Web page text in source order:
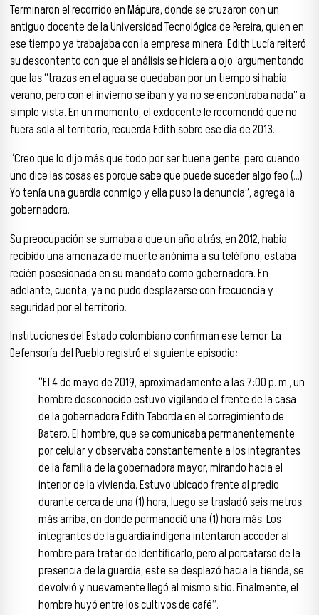
Terminaron el recorrido en Mápura, donde se cruzaron con un
antiguo docente de la Universidad Tecnológica de Pereira, quien en
ese tiempo ya trabajaba con la empresa minera. Edith Lucía reiteró
su descontento con que el análisis se hiciera a ojo, argumentando
que las “trazas en el agua se quedaban por un tiempo si había
verano, pero con el invierno se iban y ya no se encontraba nada” a
simple vista. En un momento, el exdocente le recomendó que no
fuera sola al territorio, recuerda Edith sobre ese día de 2013.
“Creo que lo dijo más que todo por ser buena gente, pero cuando
uno dice las cosas es porque sabe que puede suceder algo feo (…)
Yo tenía una guardia conmigo y ella puso la denuncia”, agrega la
gobernadora.
Su preocupación se sumaba a que un año atrás, en 2012, había
recibido una amenaza de muerte anónima a su teléfono, estaba
recién posesionada en su mandato como gobernadora. En
adelante, cuenta, ya no pudo desplazarse con frecuencia y
seguridad por el territorio.
Instituciones del Estado colombiano confirman ese temor. La
Defensoría del Pueblo registró el siguiente episodio:
“El 4 de mayo de 2019, aproximadamente a las 7:00 p. m., un
hombre desconocido estuvo vigilando el frente de la casa
de la gobernadora Edith Taborda en el corregimiento de
Batero. El hombre, que se comunicaba permanentemente
por celular y observaba constantemente a los integrantes
de la familia de la gobernadora mayor, mirando hacia el
interior de la vivienda. Estuvo ubicado frente al predio
durante cerca de una (1) hora, luego se trasladó seis metros
más arriba, en donde permaneció una (1) hora más. Los
integrantes de la guardia indígena intentaron acceder al
hombre para tratar de identificarlo, pero al percatarse de la
presencia de la guardia, este se desplazó hacia la tienda, se
devolvió y nuevamente llegó al mismo sitio. Finalmente, el
hombre huyó entre los cultivos de café”.